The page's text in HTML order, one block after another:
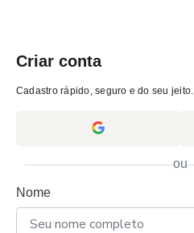
Criar conta
Cadastro rápido, seguro e do seu jeito.
ou
Nome